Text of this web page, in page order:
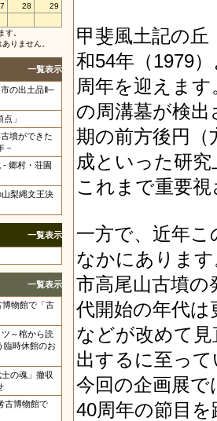
28
29
す。
りません。
一覧表示
の出土品Ⅱ─
」
墳ができた
－
- 郷村・荘園
梨縄文王決
一覧表示
一覧表示
物館で「古
～棺から読
臨時休館のお
の魂」撤収
古博物館で
甲斐風土記の丘
和54年（1979
周年を迎えま
の周溝墓が検
期の前方後円
成といった研
これまで重要
一方で、近年
なかにあります
市高尾山古墳
代開始の年代
などが改めて
出するに至っ
今回の企画展
40周年の節目